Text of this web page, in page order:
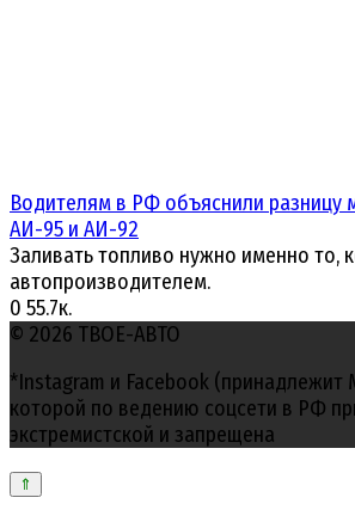
Водителям в РФ объяснили разницу
АИ-95 и АИ-92
Заливать топливо нужно именно то,
автопроизводителем.
0 55.7к.
© 2026 ТВОЕ-АВТО
*Instagram и Facebook (принадлежит
которой по ведению соцсети в РФ
экстремистской и запрещена